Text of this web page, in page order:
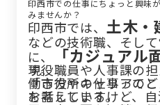
印西市での仕事にちょっと興味
みませんか？
印西市では、 土木
などの技術職、そして
に、
「カジュアル
す。
「市役所の仕事って
を考えているけど、
現役職員や人事課の
働き方やキャリアの
お話しします。